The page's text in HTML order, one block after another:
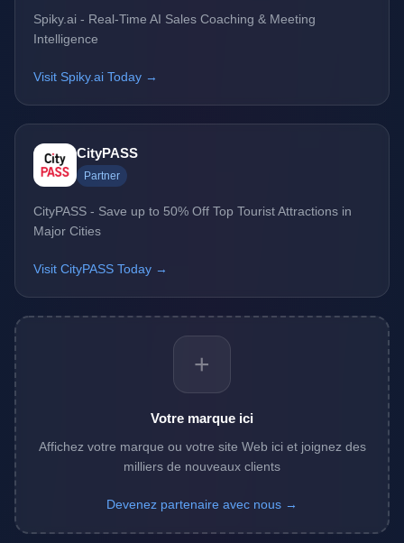
Spiky.ai - Real-Time AI Sales Coaching & Meeting
Intelligence
Visit Spiky.ai Today →
CityPASS
Partner
CityPASS - Save up to 50% Off Top Tourist Attractions in
Major Cities
Visit CityPASS Today →
+
Votre marque ici
Affichez votre marque ou votre site Web ici et joignez des
milliers de nouveaux clients
Devenez partenaire avec nous →